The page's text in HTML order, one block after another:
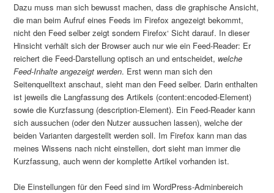
Dazu muss man sich bewusst machen, dass die graphische Ansicht,
die man beim Aufruf eines Feeds im Firefox angezeigt bekommt,
nicht den Feed selber zeigt sondern Firefox‘ Sicht darauf. In dieser
Hinsicht verhält sich der Browser auch nur wie ein Feed-Reader: Er
reichert die Feed-Darstellung optisch an und entscheidet, welche
Feed-Inhalte angezeigt werden. Erst wenn man sich den
Seitenquelltext anschaut, sieht man den Feed selber. Darin enthalten
ist jeweils die Langfassung des Artikels (content:encoded-Element)
sowie die Kurzfassung (description-Element). Ein Feed-Reader kann
sich aussuchen (oder den Nutzer aussuchen lassen), welche der
beiden Varianten dargestellt werden soll. Im Firefox kann man das
meines Wissens nach nicht einstellen, dort sieht man immer die
Kurzfassung, auch wenn der komplette Artikel vorhanden ist.
Die Einstellungen für den Feed sind im WordPress-Adminbereich